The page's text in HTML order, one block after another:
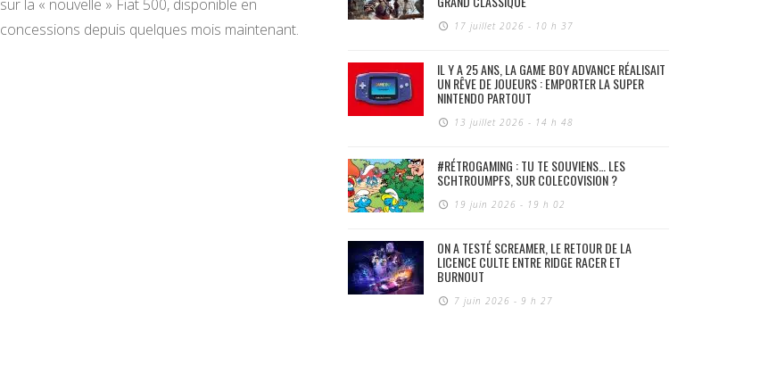
sur la « nouvelle » Fiat 500, disponible en
concessions depuis quelques mois maintenant.
17 juillet 2026 - 10 h 37
IL Y A 25 ANS, LA GAME BOY ADVANCE RÉALISAIT
UN RÊVE DE JOUEURS : EMPORTER LA SUPER
NINTENDO PARTOUT
13 juillet 2026 - 14 h 48
#RÉTROGAMING : TU TE SOUVIENS… LES
SCHTROUMPFS, SUR COLECOVISION ?
19 juin 2026 - 19 h 02
ON A TESTÉ SCREAMER, LE RETOUR DE LA
LICENCE CULTE ENTRE RIDGE RACER ET
BURNOUT
7 juin 2026 - 9 h 27